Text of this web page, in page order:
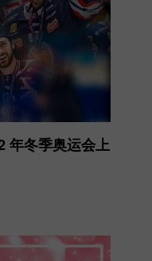
年冬季奥运会上